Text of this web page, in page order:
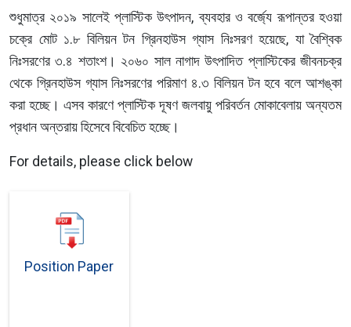
শুধুমাত্র ২০১৯ সালেই প্লাস্টিক উৎপাদন, ব্যবহার ও বর্জ্যে রূপান্তর হওয়া
চক্রে মোট ১.৮ বিলিয়ন টন গ্রিনহাউস গ্যাস নিঃসরণ হয়েছে, যা বৈশ্বিক
নিঃসরণের ৩.৪ শতাংশ। ২০৬০ সাল নাগাদ উৎপাদিত প্লাস্টিকের জীবনচক্র
থেকে গ্রিনহাউস গ্যাস নিঃসরণের পরিমাণ ৪.৩ বিলিয়ন টন হবে বলে আশঙ্কা
করা হচ্ছে। এসব কারণে প্লাস্টিক দূষণ জলবায়ু পরিবর্তন মোকাবেলায় অন্যতম
প্রধান অন্তরায় হিসেবে বিবেচিত হচ্ছে।
For details, please click below
Position Paper